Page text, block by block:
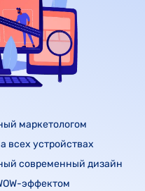
маркетологом
всех устройствах
современный дизайн
эффектом